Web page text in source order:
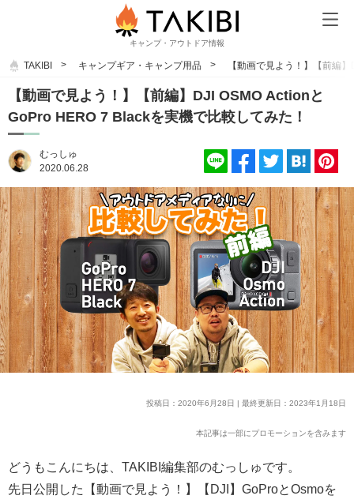
キャンプ・アウトドア情報
TAKIBI キャンプギア・キャンプ用品 【動画で見よう！】【前編
【動画で見よう！】【前編】DJI OSMO Actionと
GoPro HERO 7 Blackを実機で比較してみた！
むっしゅ
2020.06.28
投稿日：2020年6月28日 | 最終更新日：2023年1月18日
本記事は一部にプロモーションを含みます
どうもこんにちは、TAKIBI編集部のむっしゅです。
先日公開した【動画で見よう！】【DJI】GoProとOsmoを